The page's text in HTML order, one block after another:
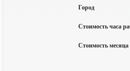
Город
Стоимость часа
Стоимость